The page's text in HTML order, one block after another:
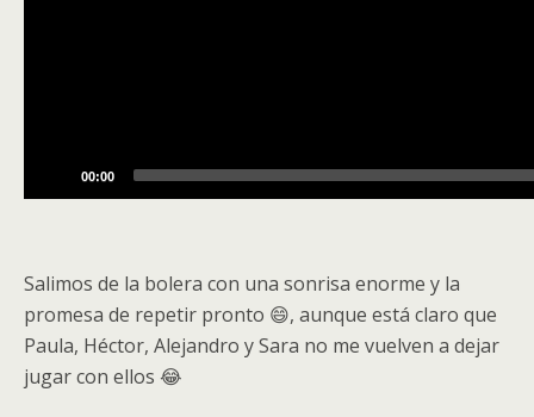
00:00
Salimos de la bolera con una sonrisa enorme y la
promesa de repetir pronto 😄, aunque está claro que
Paula, Héctor, Alejandro y Sara no me vuelven a dejar
jugar con ellos 😂